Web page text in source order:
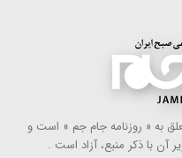
به « روزنامه جام جم » است و
آن با ذكر منبع، آزاد است .